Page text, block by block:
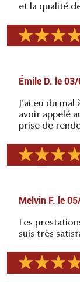
et la qualité
Émile D. le 03/
J'ai eu du mal
avoir appelé
prise de
Melvin F. le
Les
suis très